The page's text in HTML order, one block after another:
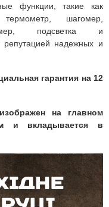
функции, такие как
шагомер,
подсветка и
репутацией надежных и
гарантия на 12
на главном
и вкладывается в